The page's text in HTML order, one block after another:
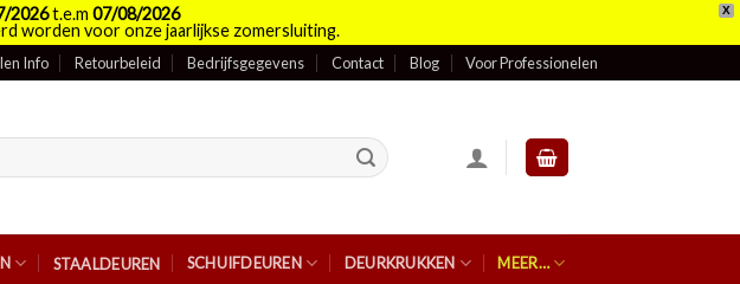
X
2026t.e.m 07/08/2026
worden voor onze jaarlijkse zomersluiting.
Info Retourbeleid Bedrijfsgegevens Contact Blog Voor Professionelen
STAALDEUREN SCHUIFDEUREN DEURKRUKKEN MEER…